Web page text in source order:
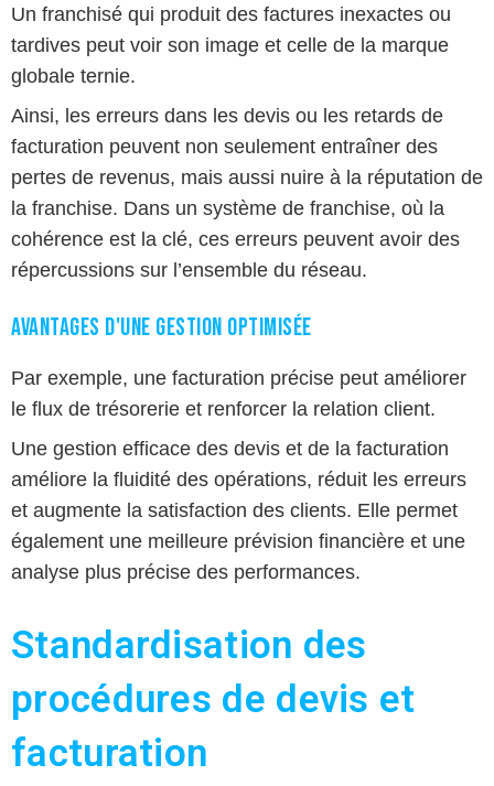
Un franchisé qui produit des factures inexactes ou
tardives peut voir son image et celle de la marque
globale ternie.
Ainsi, les erreurs dans les devis ou les retards de
facturation peuvent non seulement entraîner des
pertes de revenus, mais aussi nuire à la réputation de
la franchise. Dans un système de franchise, où la
cohérence est la clé, ces erreurs peuvent avoir des
répercussions sur l’ensemble du réseau.
Avantages d'une gestion optimisée
Par exemple, une facturation précise peut améliorer
le flux de trésorerie et renforcer la relation client.
Une gestion efficace des devis et de la facturation
améliore la fluidité des opérations, réduit les erreurs
et augmente la satisfaction des clients. Elle permet
également une meilleure prévision financière et une
analyse plus précise des performances.
Standardisation des
procédures de devis et
facturation